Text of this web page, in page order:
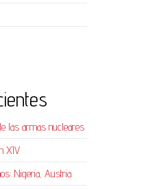
las armas nucleares
XIV
Nigeria, Austria